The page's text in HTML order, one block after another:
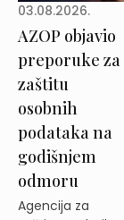
03.08.2026.
AZOP objavio
preporuke za
zaštitu
osobnih
podataka na
godišnjem
odmoru
Agencija za